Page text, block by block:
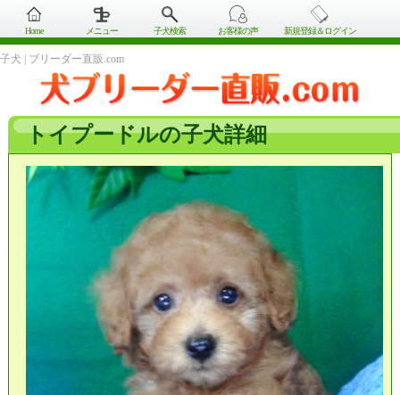
Home メニュー 子犬検索 お客様の声 新規登録＆ログイン
子犬 | ブリーダー直販.com
トイプードルの子犬詳細